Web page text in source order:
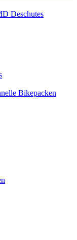
Deschutes
Bikepacken